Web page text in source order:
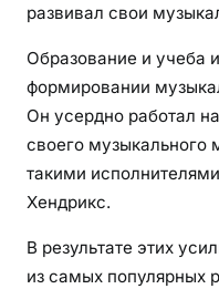
развивал свои
Образование и учеба
формировании
Он усердно работал
своего музыкального
такими
Хендрикс.
В результате этих
из самых популярных